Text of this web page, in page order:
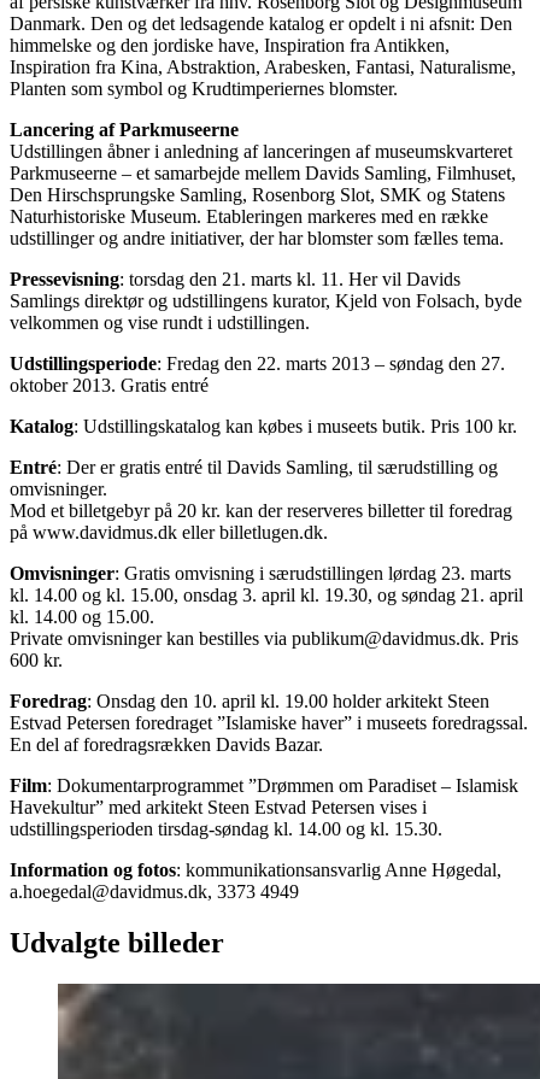
Danmark. Den og det ledsagende katalog er opdelt i ni afsnit: Den
himmelske og den jordiske have, Inspiration fra Antikken,
Inspiration fra Kina, Abstraktion, Arabesken, Fantasi, Naturalisme,
Planten som symbol og Krudtimperiernes blomster.
Lancering af Parkmuseerne
Udstillingen åbner i anledning af lanceringen af museumskvarteret
Parkmuseerne – et samarbejde mellem Davids Samling, Filmhuset,
Den Hirschsprungske Samling, Rosenborg Slot, SMK og Statens
Naturhistoriske Museum. Etableringen markeres med en række
udstillinger og andre initiativer, der har blomster som fælles tema.
Pressevisning: torsdag den 21. marts kl. 11. Her vil Davids
Samlings direktør og udstillingens kurator, Kjeld von Folsach, byde
velkommen og vise rundt i udstillingen.
Udstillingsperiode: Fredag den 22. marts 2013 – søndag den 27.
oktober 2013. Gratis entré
Katalog: Udstillingskatalog kan købes i museets butik. Pris 100 kr.
Entré: Der er gratis entré til Davids Samling, til særudstilling og
omvisninger.
Mod et billetgebyr på 20 kr. kan der reserveres billetter til foredrag
på www.davidmus.dk eller billetlugen.dk.
Omvisninger: Gratis omvisning i særudstillingen lørdag 23. marts
kl. 14.00 og kl. 15.00, onsdag 3. april kl. 19.30, og søndag 21. april
kl. 14.00 og 15.00.
Private omvisninger kan bestilles via publikum@davidmus.dk. Pris
600 kr.
Foredrag: Onsdag den 10. april kl. 19.00 holder arkitekt Steen
Estvad Petersen foredraget ”Islamiske haver” i museets foredragssal.
En del af foredragsrækken Davids Bazar.
Film: Dokumentarprogrammet ”Drømmen om Paradiset – Islamisk
Havekultur” med arkitekt Steen Estvad Petersen vises i
udstillingsperioden tirsdag-søndag kl. 14.00 og kl. 15.30.
Information og fotos: kommunikationsansvarlig Anne Høgedal,
a.hoegedal@davidmus.dk, 3373 4949
Udvalgte billeder